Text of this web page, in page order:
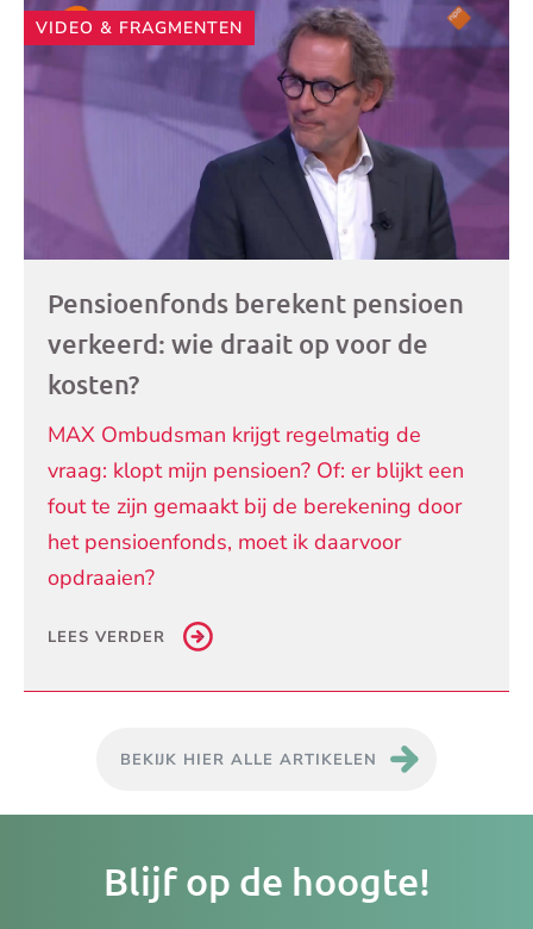
VIDEO & FRAGMENTEN
Pensioenfonds berekent pensioen
verkeerd: wie draait op voor de
kosten?
MAX Ombudsman krijgt regelmatig de
vraag: klopt mijn pensioen? Of: er blijkt een
fout te zijn gemaakt bij de berekening door
het pensioenfonds, moet ik daarvoor
opdraaien?
LEES VERDER
BEKIJK HIER ALLE ARTIKELEN
Blijf op de hoogte!